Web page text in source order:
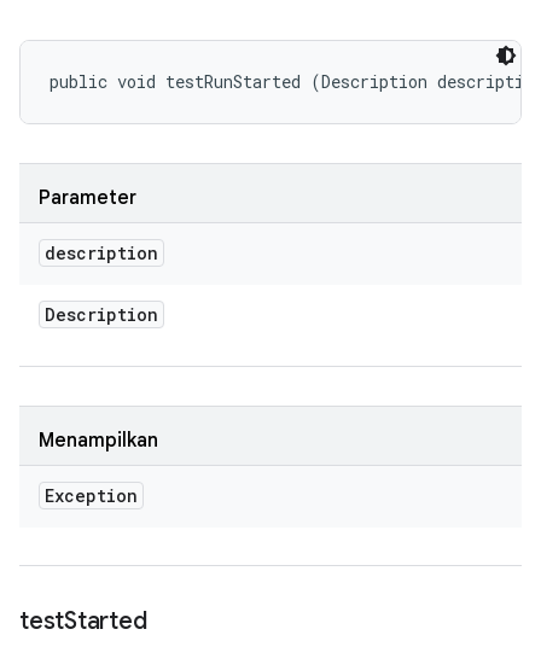
public void testRunStarted (Description
Parameter
description
Description
Menampilkan
Exception
testStarted